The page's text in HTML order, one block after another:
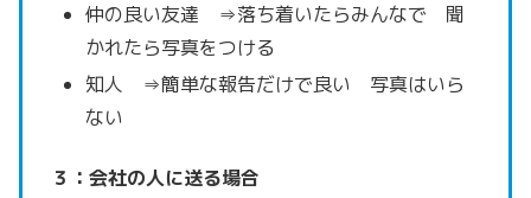
仲の良い友達 ⇒落ち着いたらみんなで 聞
かれたら写真をつける
知人 ⇒簡単な報告だけで良い 写真はいら
ない
３：会社の人に送る場合